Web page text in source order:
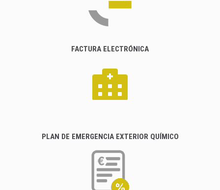
FACTURA ELECTRÓNICA
PLAN DE EMERGENCIA EXTERIOR QUÍMICO